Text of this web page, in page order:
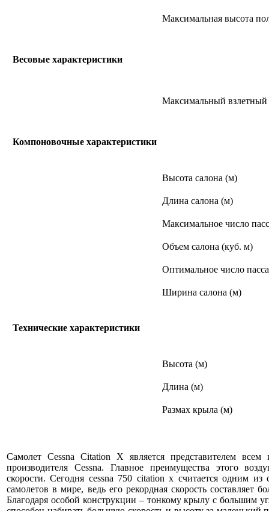
Максимальная высота
Весовые характеристики
Максимальный взлетный
Компоновочные характеристики
Высота салона (м)
Длина салона (м)
Максимальное число
Объем салона (куб. м)
Оптимальное число
Ширина салона (м)
Технические характеристики
Высота (м)
Длина (м)
Размах крыла (м)
Самолет Cessna Citation X является представителем всем
производителя Cessna. Главное преимущества этого
скорости. Сегодня cessna 750 citation x считается одним
самолетов в мире, ведь его рекордная скорость составляет
Благодаря особой конструкции – тонкому крылу с большим